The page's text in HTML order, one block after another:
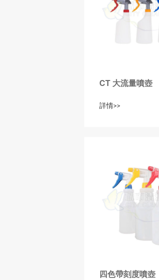
CT 大流量噴壺
詳情>>
四色帶刻度噴壺